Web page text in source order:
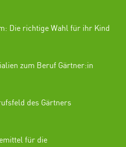
Die richtige Wahl für ihr Kind
zum Beruf Gärtner:in
des Gärtners
für die